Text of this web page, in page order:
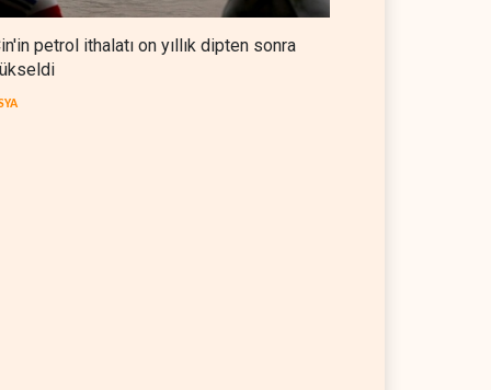
petrol ithalatı on yıllık dipten sonra